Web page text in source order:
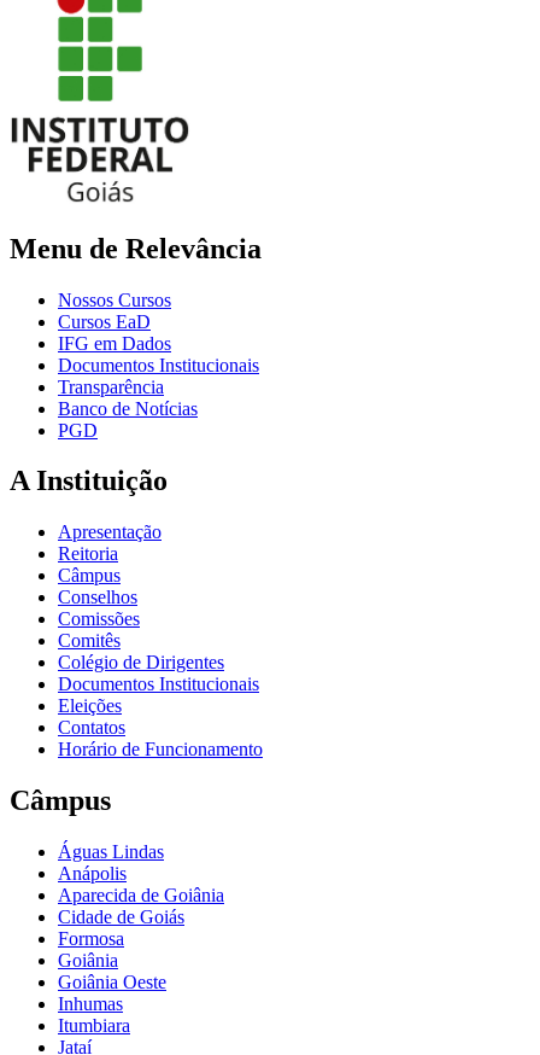
Menu de Relevância
Nossos Cursos
Cursos EaD
IFG em Dados
Documentos Institucionais
Transparência
Banco de Notícias
PGD
A Instituição
Apresentação
Reitoria
Câmpus
Conselhos
Comissões
Comitês
Colégio de Dirigentes
Documentos Institucionais
Eleições
Contatos
Horário de Funcionamento
Câmpus
Águas Lindas
Anápolis
Aparecida de Goiânia
Cidade de Goiás
Formosa
Goiânia
Goiânia Oeste
Inhumas
Itumbiara
Jataí